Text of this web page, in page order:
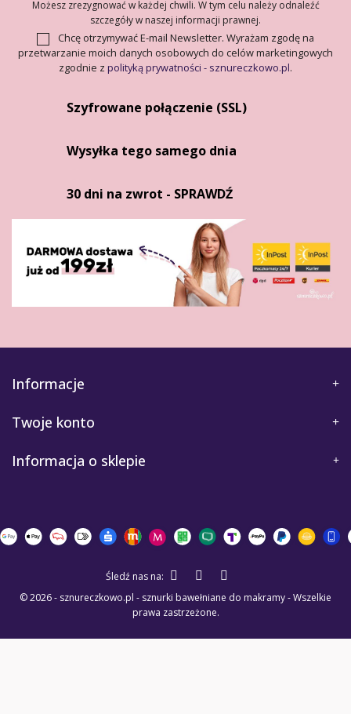
Możesz zrezygnować w każdej chwili. W tym celu należy odnaleźć
szczegóły w naszej informacji prawnej.
Chcę otrzymywać E-mail Newsletter. Wyrażam zgodę na
przetwarzanie moich danych osobowych do celów marketingowych
zgodnie z polityką prywatności - sznureczkowo.pl.
Szyfrowane połączenie (SSL)
Wysyłka tego samego dnia
30 dni na zwrot - SPRAWDŹ
Informacje
Twoje konto
Informacja o sklepie
© 2026 - sznureczkowo.pl - sznurki bawełniane do makramy - Wszelkie
prawa zastrzeżone.
Śledź nas na: